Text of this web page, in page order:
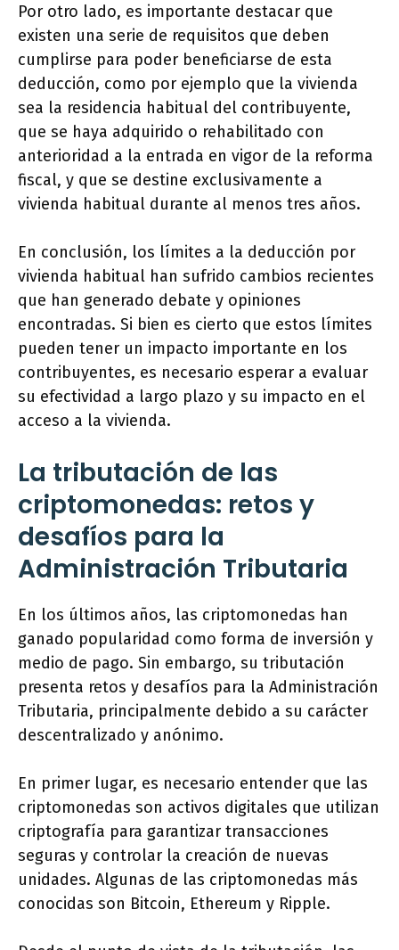
Por otro lado, es importante destacar que
existen una serie de requisitos que deben
cumplirse para poder beneficiarse de esta
deducción, como por ejemplo que la vivienda
sea la residencia habitual del contribuyente,
que se haya adquirido o rehabilitado con
anterioridad a la entrada en vigor de la reforma
fiscal, y que se destine exclusivamente a
vivienda habitual durante al menos tres años.
En conclusión, los límites a la deducción por
vivienda habitual han sufrido cambios recientes
que han generado debate y opiniones
encontradas. Si bien es cierto que estos límites
pueden tener un impacto importante en los
contribuyentes, es necesario esperar a evaluar
su efectividad a largo plazo y su impacto en el
acceso a la vivienda.
La tributación de las
criptomonedas: retos y
desafíos para la
Administración Tributaria
En los últimos años, las criptomonedas han
ganado popularidad como forma de inversión y
medio de pago. Sin embargo, su tributación
presenta retos y desafíos para la Administración
Tributaria, principalmente debido a su carácter
descentralizado y anónimo.
En primer lugar, es necesario entender que las
criptomonedas son activos digitales que utilizan
criptografía para garantizar transacciones
seguras y controlar la creación de nuevas
unidades. Algunas de las criptomonedas más
conocidas son Bitcoin, Ethereum y Ripple.